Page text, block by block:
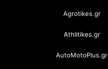
Agrotikes.gr
Athlitikes.gr
AutoMotoPlus.gr